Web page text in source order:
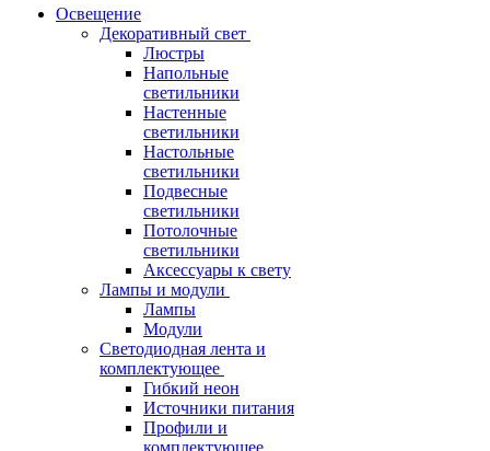
Освещение
Декоративный свет
Люстры
Напольные
светильники
Настенные
светильники
Настольные
светильники
Подвесные
светильники
Потолочные
светильники
Аксессуары к свету
Лампы и модули
Лампы
Модули
Светодиодная лента и
комплектующее
Гибкий неон
Источники питания
Профили и
комплектующее